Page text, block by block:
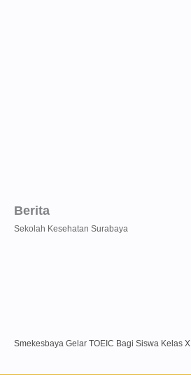
Berita
Sekolah Kesehatan Surabaya
Smekesbaya Gelar TOEIC Bagi Siswa Kelas XII